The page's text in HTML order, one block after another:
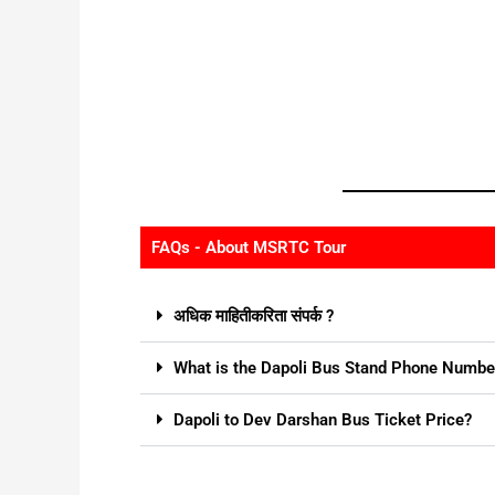
FAQs - About MSRTC Tour
अधिक माहितीकरिता संपर्क ?
What is the Dapoli Bus Stand Phone
Dapoli to Dev Darshan Bus Ticket Price?